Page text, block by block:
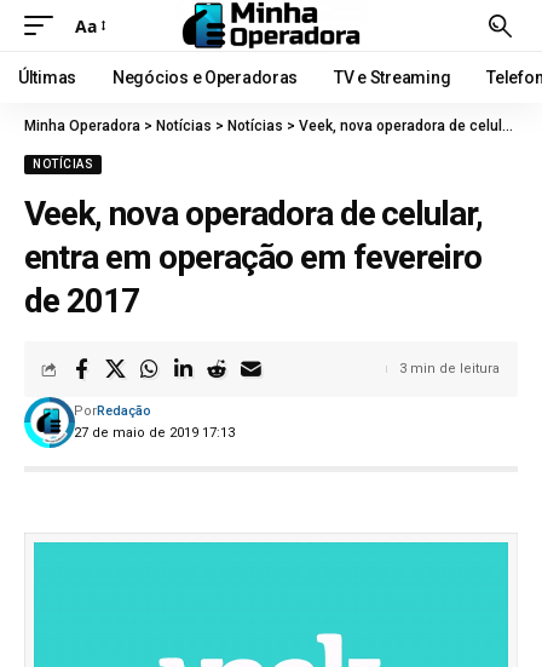
Aa
Últimas Negócios e Operadoras TV e Streaming
Minha Operadora > Notícias > Notícias > Veek, nova operadora de celular, entra em operação em fevereiro de 2017
NOTÍCIAS
Veek, nova operadora de celular,
entra em operação em fevereiro
de 2017
27 de maio de 2019 17:13
PorRedação
3 min de leitura